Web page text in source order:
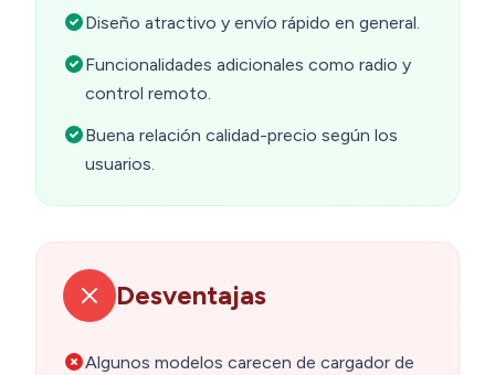
Diseño atractivo y envío rápido en general.
Funcionalidades adicionales como radio y
control remoto.
Buena relación calidad-precio según los
usuarios.
Desventajas
Algunos modelos carecen de cargador de